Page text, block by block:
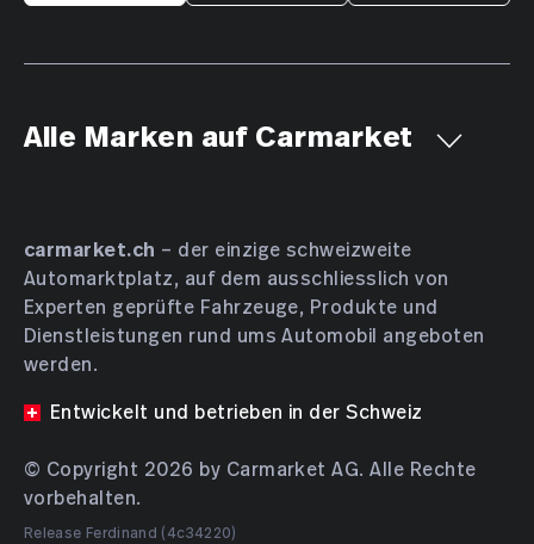
Alle Marken auf Carmarket
Aston Martin
Audi Bentley BMW
Bucher
Bugatti
BYD Cadillac Chevrolet
Chrysler
Citroën
Cupra Dacia Daewoo
Daihatsu
DENZA
Isuzu
JAC JAECOO Jaguar Jeep
KGM
Kia
Lamborghini
carmarket.ch – der einzige schweizweite
Automarktplatz, auf dem ausschliesslich von
Experten geprüfte Fahrzeuge, Produkte und
Dienstleistungen rund ums Automobil angeboten
werden.
Entwickelt und betrieben in der Schweiz
© Copyright 2026 by Carmarket AG. Alle Rechte
vorbehalten.
Release Ferdinand (4c34220)